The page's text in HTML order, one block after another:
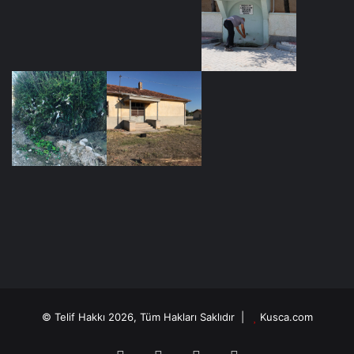
olmalı. Herkesin görüşleri olabilir, bunlar çatışabilir. Ama
eninde sonunda ulusal politika kararları alındığında, selam
NBC: ‘IŞİD’le savaşta 20’den az ABD askeri, binlerce Kürt
savaşçı öldü’
Mart ayında emekli olan albay Andrew Milburn, ABD’nin
halen görevdeki askerlerden yalnızca biri olduğu
© Telif Hakkı 2026, Tüm Hakları Saklıdır | Kusca.com